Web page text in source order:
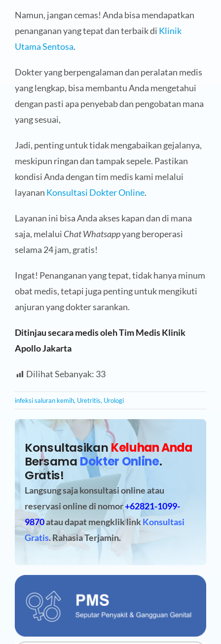
Namun, jangan cemas! Anda bisa mendapatkan
penanganan yang tepat dan terbaik di Klinik
Utama Sentosa.
Dokter yang berpengalaman dan peralatan medis
yang lengkap, bisa membantu Anda mengetahui
dengan pasti apa penyebab dan pengobatan mana
yang sesuai,
Jadi, penting untuk tidak mengabaikan gejalanya,
meskipun ringan dan tampak sepele. Pastikan
kondisi Anda dengan tim medis kami melalui
layanan Konsultasi Dokter Online.
Layanan ini bisa Anda akses kapan dan di mana
saja, melalui Chat Whatsappyang beroperasi
selama 24 jam, gratis!
Ingat! Penanganan yang tepat, tidak hanya minum
obat medis, tetapi juga penting untuk mengikuti
anjuran yang dokter sarankan.
Ditinjau secara medis oleh Tim Medis Klinik
Apollo Jakarta
Dilihat Sebanyak: 33
infeksi saluran kemih, Uretritis, Urologi
Konsultasikan Keluhan Anda
BersamaDokter Online.
Gratis!
Langsung saja konsultasi online atau
reservasi onlinedi nomor+62821-1099-
9870atau dapat mengklik linkKonsultasi
Gratis. Rahasia Terjamin.